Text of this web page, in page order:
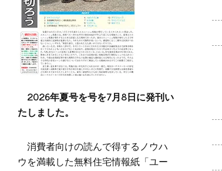
2026年夏号を号を7月8日に発刊い
たしました。
消費者向けの読んで得するノウハ
ウを満載した無料住宅情報紙「ユー